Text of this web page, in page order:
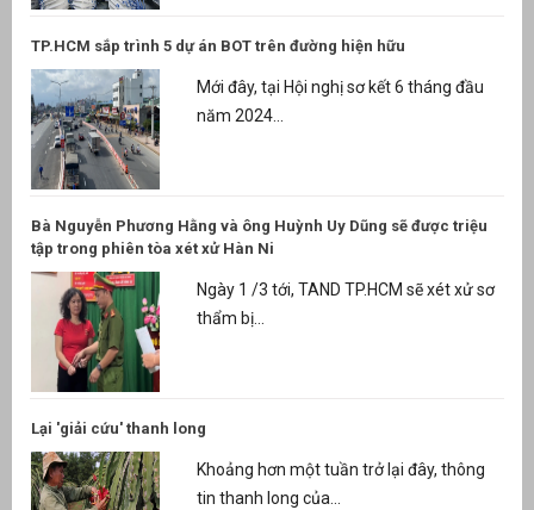
TP.HCM sắp trình 5 dự án BOT trên đường hiện hữu
Mới đây, tại Hội nghị sơ kết 6 tháng đầu
năm 2024...
Bà Nguyễn Phương Hằng và ông Huỳnh Uy Dũng sẽ được triệu
tập trong phiên tòa xét xử Hàn Ni
Ngày 1 /3 tới, TAND TP.HCM sẽ xét xử sơ
thẩm bị...
Lại 'giải cứu' thanh long
Khoảng hơn một tuần trở lại đây, thông
tin thanh long của...